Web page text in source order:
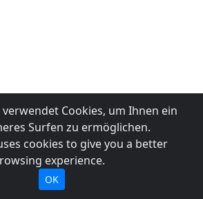
verwendet Cookies, um Ihnen ein
Surfen zu ermöglichen.
cookies to give you a better
experience.
OK